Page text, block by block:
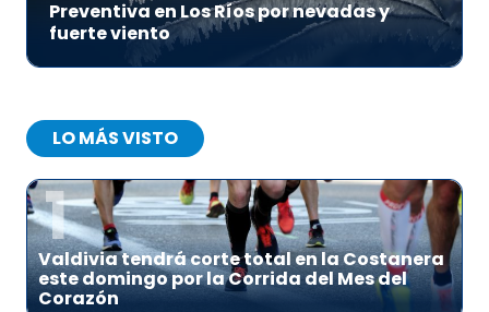
Preventiva en Los Ríos por nevadas y
fuerte viento
LO MÁS VISTO
1
Valdivia tendrá corte total en la Costanera
este domingo por la Corrida del Mes del
Corazón